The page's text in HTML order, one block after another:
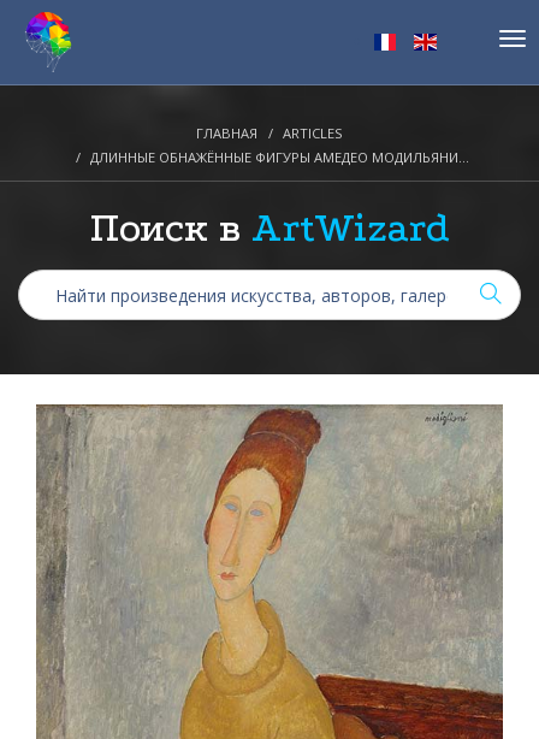
ГЛАВНАЯ
ARTICLES
ДЛИННЫЕ ОБНАЖЁННЫЕ ФИГУРЫ АМЕДЕО МОДИЛЬЯНИ...
Поиск в ArtWizard